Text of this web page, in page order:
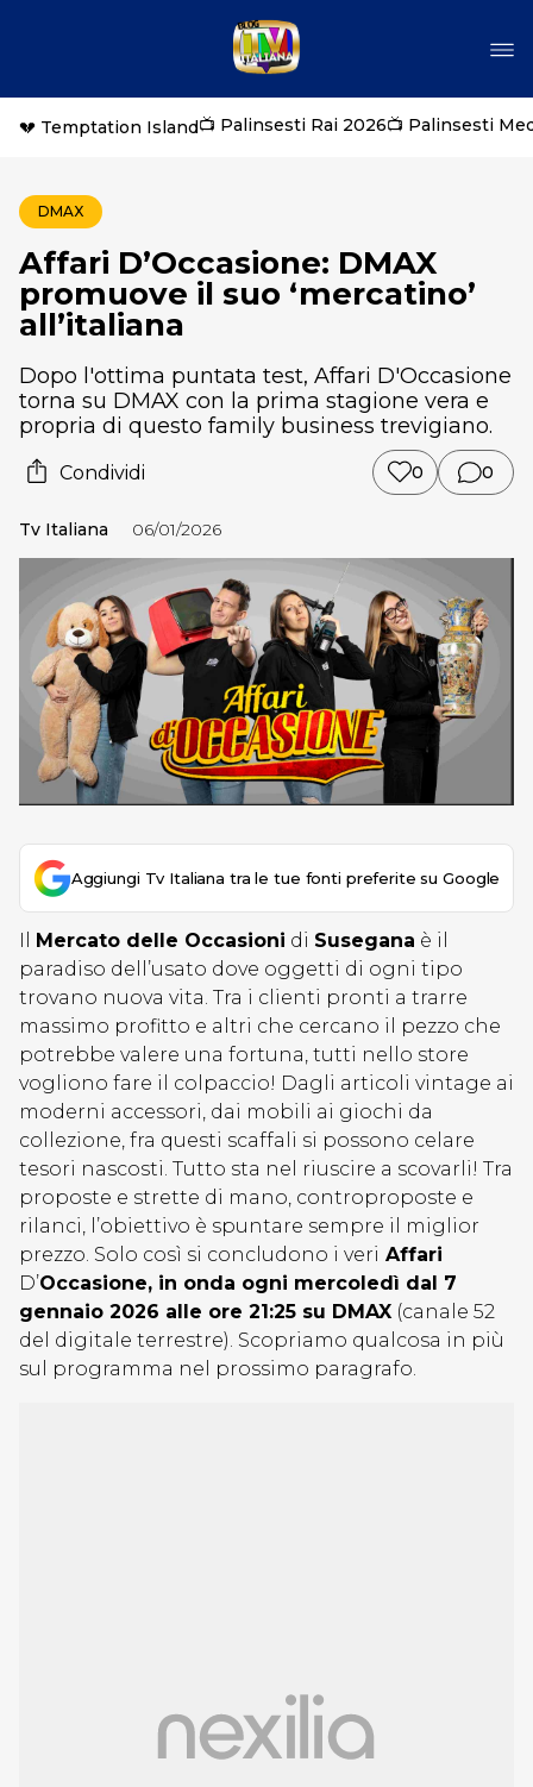
💔 Temptation Island📺 Palinsesti Rai 2026📺 Palinsesti
DMAX
Affari D’Occasione: DMAX
promuove il suo ‘mercatino’
all’italiana
Dopo l'ottima puntata test, Affari D'Occasione
torna su DMAX con la prima stagione vera e
propria di questo family business trevigiano.
Condividi 0 0
Tv Italiana 06/01/2026
Aggiungi Tv Italiana tra le tue fonti preferite su Google
Il Mercato delle Occasioni di Susegana è il
paradiso dell’usato dove oggetti di ogni tipo
trovano nuova vita. Tra i clienti pronti a trarre
massimo profitto e altri che cercano il pezzo che
potrebbe valere una fortuna, tutti nello store
vogliono fare il colpaccio! Dagli articoli vintage ai
moderni accessori, dai mobili ai giochi da
collezione, fra questi scaffali si possono celare
tesori nascosti. Tutto sta nel riuscire a scovarli! Tra
proposte e strette di mano, controproposte e
rilanci, l’obiettivo è spuntare sempre il miglior
prezzo. Solo così si concludono i veri Affari
D’Occasione, in onda ogni mercoledì dal 7
gennaio 2026 alle ore 21:25 su DMAX (canale 52
del digitale terrestre). Scopriamo qualcosa in più
sul programma nel prossimo paragrafo.